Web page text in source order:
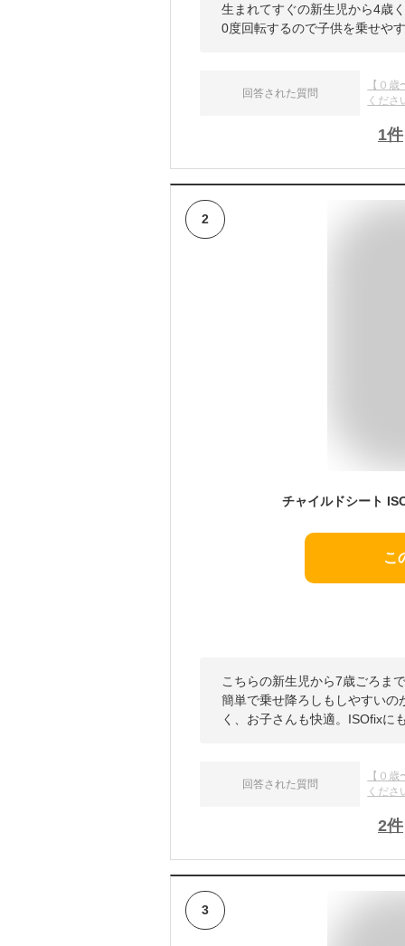
生まれてすぐの新生児から4歳
0度回転するので子供を乗せや
回答された質問
【０
くださ
1件
2
こ
こちらの新生児から7歳ごろま
簡単で乗せ降ろしもしやすい
く、お子さんも快適。ISOfixに
回答された質問
【０
くださ
2件
3